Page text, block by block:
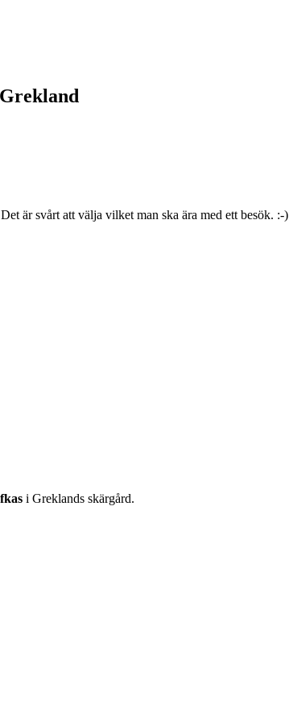
är svårt att välja vilket man ska ära med ett besök. :-)
i Greklands skärgård.